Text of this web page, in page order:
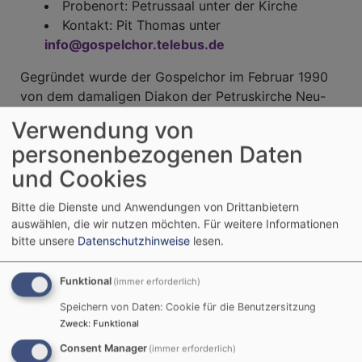
Probenort: Petrussaal unter der Kirche
Kontakt: Pit Thomas unter
info@gospelchor.telebus.de
Gegründet wurde der Gospelchor im Februar 1990
von dem damaligen Diakon der Petruskirche Neu-
Gütinger. Zum „ersten Geburtstag” gab der Chor,
nach ersten Einsätzen im Gottesdienst, sein erstes
Konzert: die Kirche war voll und das Konzert wurde
Fluktuation sind wir immer etwa 40 Sängerinnen und
Sänger.
Trotzdem brauchen wir Verstärkung in den
Männerstimmen. Liebe Männer – traut euch und
kommt einfach mal vorbei! Wir freuen uns auf euch.
Verwendung von
personenbezogenen Daten
und Cookies
Bitte die Dienste und Anwendungen von Drittanbietern
auswählen, die wir nutzen möchten. Für weitere Informationen
bitte unsere Datenschutzhinweise lesen.
Funktional (immer erforderlich)
Speichern von Daten: Cookie für die Benutzersitzung
Zweck: Funktional
Consent Manager (immer erforderlich)